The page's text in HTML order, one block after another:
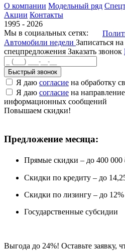
О компании Модельный ряд
Акции Контакты
1995 - 2026
Мы в социальных сетях:
Автомобили недели Записаться
спецпредложения Заказать звонок
Быстрый звонок
Я даю согласие на обработку
Я даю согласие на
информационных сообщений
Повышаем скидки!
Предложение месяца:
Прямые скидки – до 400 000
Скидки по кредиту – до
Скидки по лизингу – до 12%
Государственные субсидии
Выгода до 24%! Оставьте заявку,